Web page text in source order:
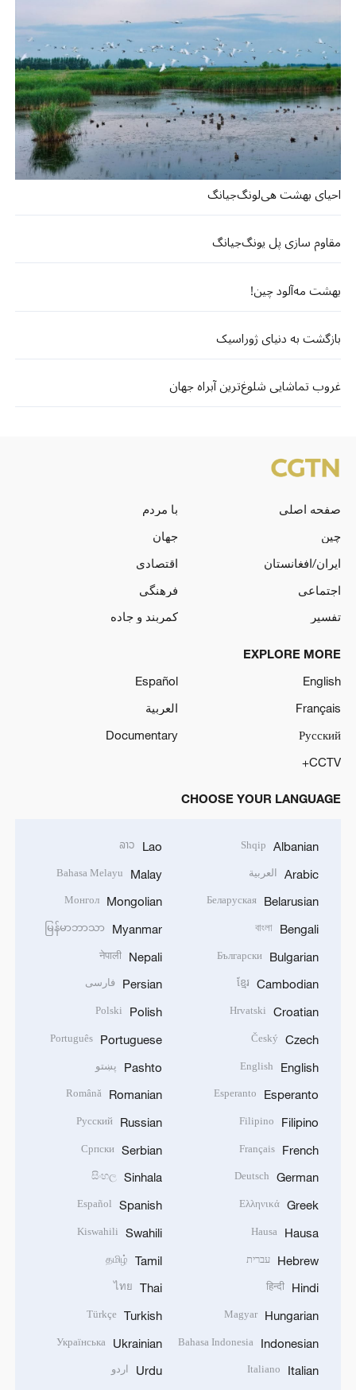
احیای بهشت هی‌لونگ‌جیانگ
مقاوم سازی پل یونگ‌جیانگ
بهشت مه‌آلود چین!
بازگشت به دنیای ژوراسیک
غروب تماشایی شلوغ‌ترین آبراه جهان
صفحه اصلی
با مردم
چین
جهان
ایران/افغانستان
اقتصادی
اجتماعی
فرهنگی
تفسیر
کمربند و جاده
EXPLORE MORE
English
Español
Français
العربية
Русский
Documentary
CCTV+
CHOOSE YOUR LANGUAGE
Albanian
Shqip
Arabic العربية
Belarusian
Беларуская
Bengali
বাংলা
Bulgarian
Български
Cambodian
ខ្មែរ
Croatian
Hrvatski
Czech
Český
English
English
Esperanto
Esperanto
Filipino
Filipino
French
Français
German
Deutsch
Greek
Ελληνικά
Hausa
Hausa
Hebrew עברית
Hindi
हिन्दी
Hungarian
Magyar
Indonesian
Bahasa Indonesia
Italian
Italiano
Lao
ລາວ
Malay
Bahasa Melayu
Mongolian
Монгол
Myanmar
မြန်မာဘာသာ
Nepali
नेपाली
Persian فارسی
Polish
Polski
Portuguese
Português
Pashto پښتو
Romanian
Română
Russian
Русский
Serbian
Српски
Sinhala
සිංහල
Spanish
Español
Swahili
Kiswahili
Tamil
தமிழ்
Thai
ไทย
Turkish
Türkçe
Ukrainian
Українська
Urdu
اردو